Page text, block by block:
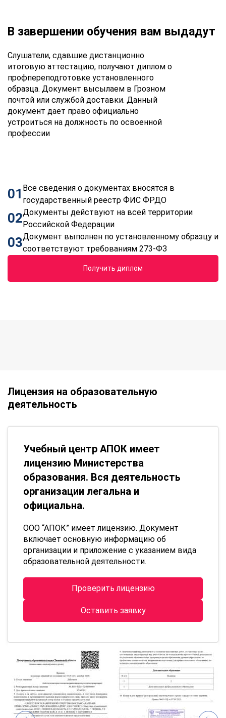
В завершении обучения вам выдадут
Слушатели, сдавшие дистанционно
итоговую аттестацию, получают диплом о
профпереподготовке установленного
образца. Документ высылаем в Грозном
почтой или службой доставки. Данный
документ дает право официально
устроиться на должность по освоенной
профессии
01 Все сведения о документах вносятся в
государственный реестр ФИС ФРДО
02Документы действуют на всей территории
Российской Федерации
03Документ выполнен по установленному образцу и
соответствуют требованиям 273-ФЗ
Получить диплом
Лицензия на образовательную
деятельность
Учебный центр АПОК имеет
лицензию Министерства
образования. Вся деятельность
организации легальна и
официальна.
ООО “АПОК” имеет лицензию. Документ
включает основную информацию об
организации и приложение с указанием вида
образовательной деятельности.
Проверить лицензию
Оставить заявку